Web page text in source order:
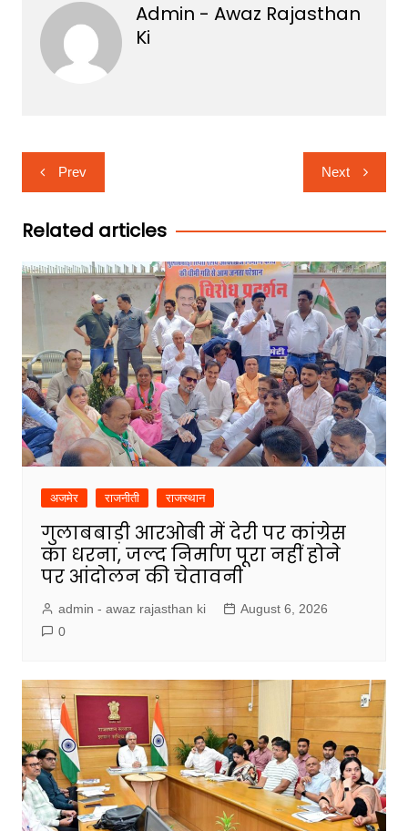
Admin - Awaz Rajasthan
Ki
Post
navigation
Prev Next
Related articles
अजमेर राजनीती राजस्थान
गुलाबबाड़ी आरओबी में देरी पर कांग्रेस
का धरना, जल्द निर्माण पूरा नहीं होने
पर आंदोलन की चेतावनी
admin - awaz rajasthan ki
August 6, 2026
0